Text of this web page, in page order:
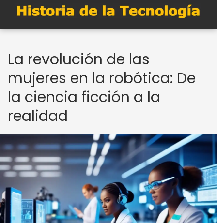
La revolución de las
mujeres en la robótica: De
la ciencia ficción a la
realidad